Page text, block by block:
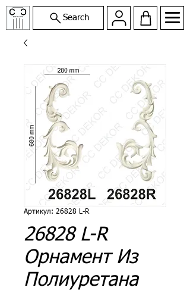
Search
Артикул: 26828 L-R
26828 L-R
Орнамент Из
Полиуретана